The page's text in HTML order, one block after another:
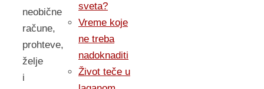
neobične
račune,
prohteve,
želje
i
sveta?
Vreme koje
ne treba
nadoknaditi
Život teče u